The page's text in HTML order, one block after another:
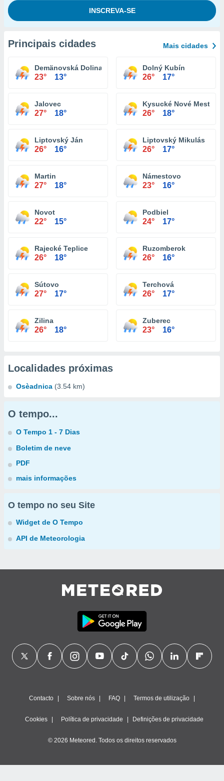
Principais cidades Mais cidades
Demänovská Dolina
23° 13°
Dolný Kubín
26° 17°
Jalovec
27° 18°
Kysucké Nové Mesto
26° 18°
Liptovský Ján
26° 16°
Liptovský Mikulás
26° 17°
Martin
27° 18°
Námestovo
23° 16°
Novot
22° 15°
Podbiel
24° 17°
Rajecké Teplice
26° 18°
Ruzomberok
26° 16°
Sútovo
27° 17°
Terchová
26° 17°
Zilina
26° 18°
Zuberec
23° 16°
Localidades próximas
Osèadnica (3.54 km)
O tempo...
O Tempo 1 - 7 Dias
Boletim de neve
PDF
mais informações
O tempo no seu Site
Widget de O Tempo
API de Meteorologia
Contacto Sobre nós FAQ Termos de utilização
Cookies Política de privacidade Definições de privacidade
© 2026 Meteored. Todos os direitos reservados